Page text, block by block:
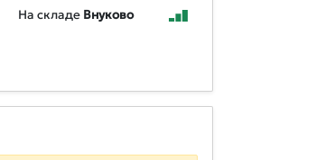
На складе Внуково